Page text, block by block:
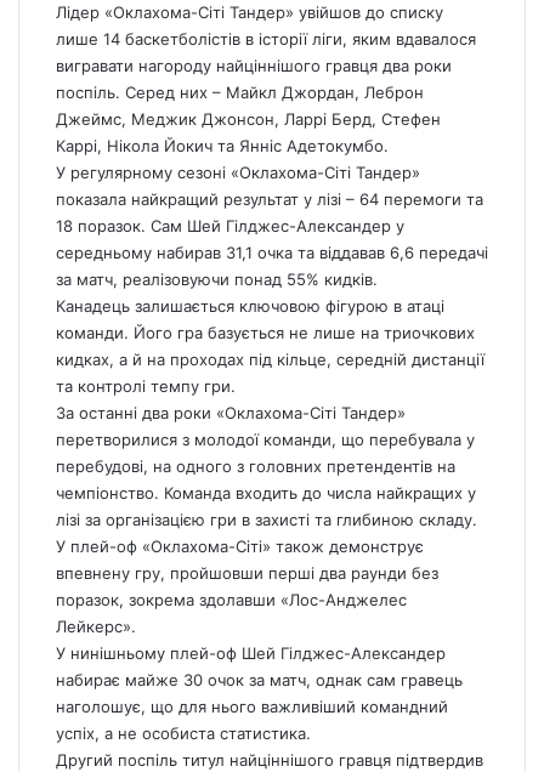
Лідер «Оклахома-Сіті Тандер» увійшов до списку
лише 14 баскетболістів в історії ліги, яким вдавалося
вигравати нагороду найціннішого гравця два роки
поспіль. Серед них – Майкл Джордан, Леброн
Джеймс, Меджик Джонсон, Ларрі Берд, Стефен
Каррі, Нікола Йокич та Янніс Адетокумбо.
У регулярному сезоні «Оклахома-Сіті Тандер»
показала найкращий результат у лізі – 64 перемоги та
18 поразок. Сам Шей Гілджес-Александер у
середньому набирав 31,1 очка та віддавав 6,6 передачі
за матч, реалізовуючи понад 55% кидків.
Канадець залишається ключовою фігурою в атаці
команди. Його гра базується не лише на триочкових
кидках, а й на проходах під кільце, середній дистанції
та контролі темпу гри.
За останні два роки «Оклахома-Сіті Тандер»
перетворилися з молодої команди, що перебувала у
перебудові, на одного з головних претендентів на
чемпіонство. Команда входить до числа найкращих у
лізі за організацією гри в захисті та глибиною складу.
У плей-оф «Оклахома-Сіті» також демонструє
впевнену гру, пройшовши перші два раунди без
поразок, зокрема здолавши «Лос-Анджелес
Лейкерс».
У нинішньому плей-оф Шей Гілджес-Александер
набирає майже 30 очок за матч, однак сам гравець
наголошує, що для нього важливіший командний
успіх, а не особиста статистика.
Другий поспіль титул найціннішого гравця підтвердив